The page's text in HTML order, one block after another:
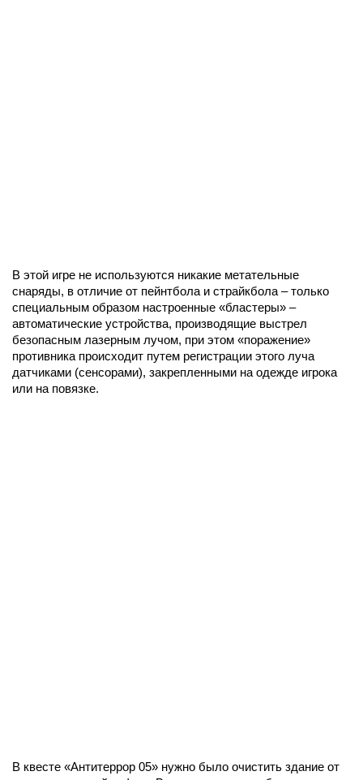
В этой игре не используются никакие метательные
снаряды, в отличие от пейнтбола и страйкбола – только
специальным образом настроенные «бластеры» –
автоматические устройства, производящие выстрел
безопасным лазерным лучом, при этом «поражение»
противника происходит путем регистрации этого луча
датчиками (сенсорами), закрепленными на одежде игрока
или на повязке.
В квесте «Антитеррор 05» нужно было очистить здание от